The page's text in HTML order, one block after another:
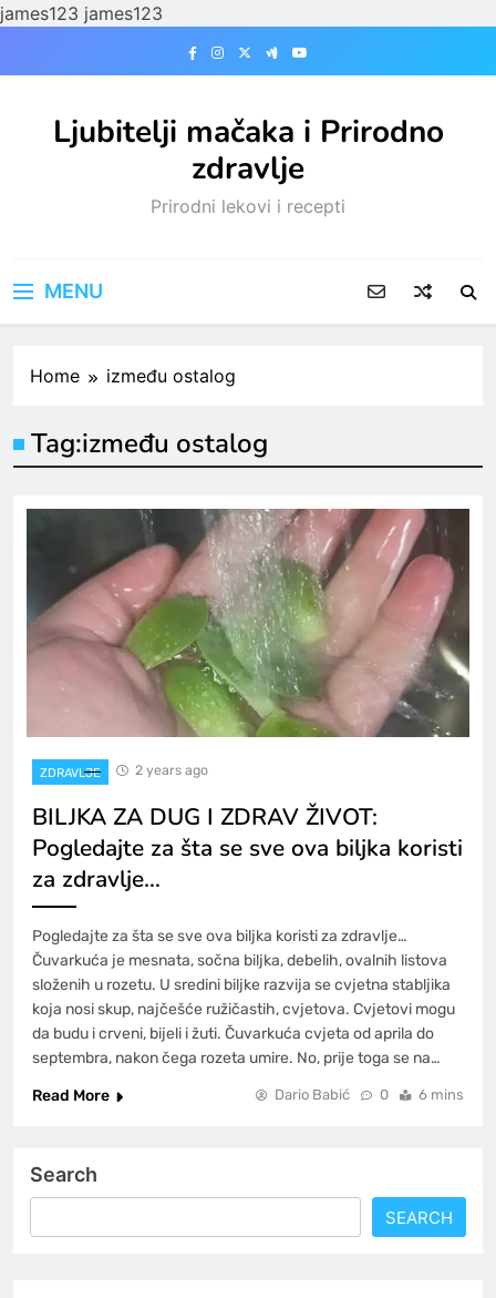
james123 james123
Ljubitelji mačaka i Prirodno
zdravlje
Prirodni lekovi i recepti
MENU
Home između ostalog
Tag:između ostalog
ZDRAVLJE 2 years ago
BILJKA ZA DUG I ZDRAV ŽIVOT:
Pogledajte za šta se sve ova biljka koristi
za zdravlje…
Pogledajte za šta se sve ova biljka koristi za zdravlje…
Čuvarkuća je mesnata, sočna biljka, debelih, ovalnih listova
složenih u rozetu. U sredini biljke razvija se cvjetna stabljika
koja nosi skup, najčešće ružičastih, cvjetova. Cvjetovi mogu
da budu i crveni, bijeli i žuti. Čuvarkuća cvjeta od aprila do
septembra, nakon čega rozeta umire. No, prije toga se na…
Read More
Dario Babić 0 6 mins
Search
SEARCH